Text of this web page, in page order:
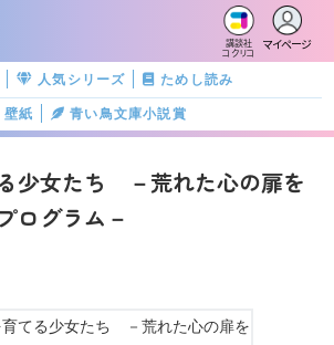
講談社
コクリコ
マイページ
人気シリーズ
ためし読み
壁紙
青い鳥文庫小説賞
少女たち －荒れた心の扉を
ログラム－